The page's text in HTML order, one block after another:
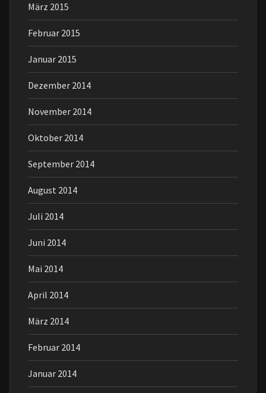
März 2015
Februar 2015
Januar 2015
Dezember 2014
November 2014
Oktober 2014
September 2014
August 2014
Juli 2014
Juni 2014
Mai 2014
April 2014
März 2014
Februar 2014
Januar 2014